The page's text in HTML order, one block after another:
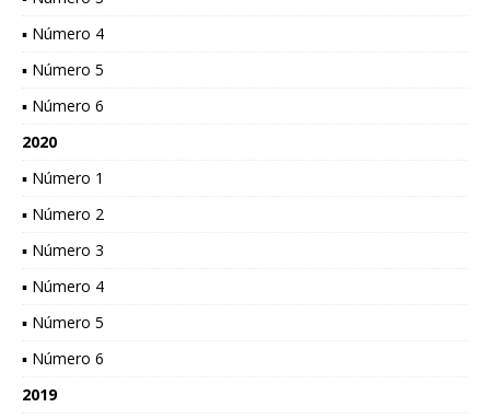
▪ Número 4
▪ Número 5
▪ Número 6
2020
▪ Número 1
▪ Número 2
▪ Número 3
▪ Número 4
▪ Número 5
▪ Número 6
2019